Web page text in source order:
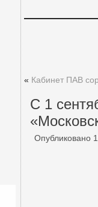
« Кабинет ПАВ
С 1
Опубликовано